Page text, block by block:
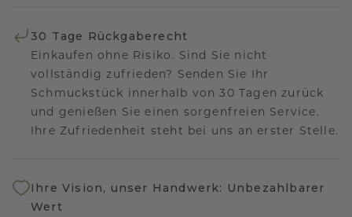
30 Tage Rückgaberecht
Einkaufen ohne Risiko. Sind Sie nicht
vollständig zufrieden? Senden Sie Ihr
Schmuckstück innerhalb von 30 Tagen zurück
und genießen Sie einen sorgenfreien Service.
Ihre Zufriedenheit steht bei uns an erster Stelle.
Ihre Vision, unser Handwerk: Unbezahlbarer
Wert